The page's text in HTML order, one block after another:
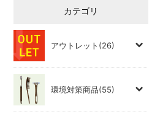
カテゴリ
アウトレット(26)
環境対策商品(55)